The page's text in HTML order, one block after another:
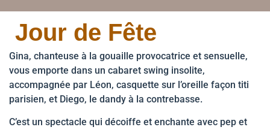
Jour de Fête
Gina, chanteuse à la gouaille provocatrice et sensuelle,
vous emporte dans un cabaret swing insolite,
accompagnée par Léon, casquette sur l’oreille façon titi
parisien, et Diego, le dandy à la contrebasse.
C’est un spectacle qui décoiffe et enchante avec pep et